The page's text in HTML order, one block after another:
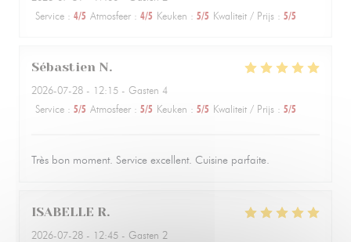
Service : 4/5 Atmosfeer : 4/5 Keuken : 5/5 Kwaliteit / Prijs : 5/5
Sébastien N
2026-07-28 - 12:15 - Gasten 4
Service : 5/5 Atmosfeer : 5/5 Keuken : 5/5 Kwaliteit / Prijs : 5/5
Très bon moment. Service excellent. Cuisine parfaite.
ISABELLE R
2026-07-28 - 12:45 - Gasten 2